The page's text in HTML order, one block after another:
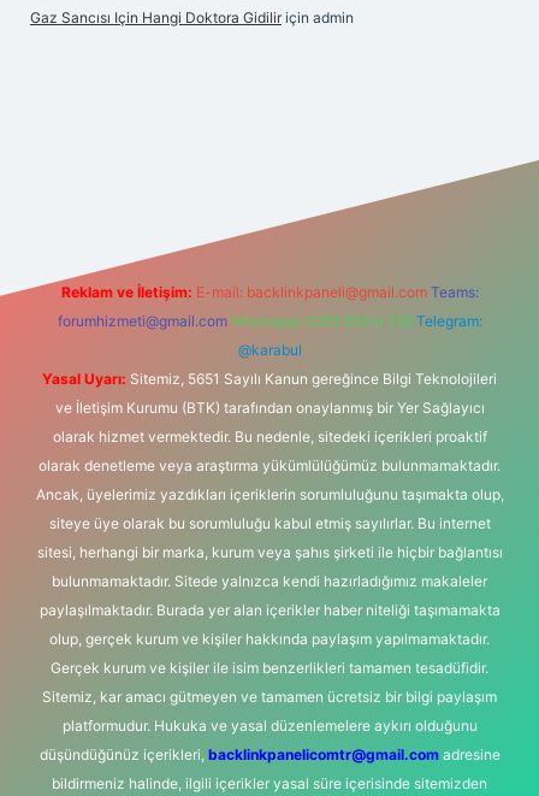
Gaz Sancısı Için Hangi Doktora Gidilir için admin
Reklam ve İletişim: E-mail: backlinkpaneli@gmail.com Teams:
forumhizmeti@gmail.com Whatsapp: 0262 606 0 726 Telegram:
@karabul
Yasal Uyarı: Sitemiz, 5651 Sayılı Kanun gereğince Bilgi Teknolojileri
ve İletişim Kurumu (BTK) tarafından onaylanmış bir Yer Sağlayıcı
olarak hizmet vermektedir. Bu nedenle, sitedeki içerikleri proaktif
olarak denetleme veya araştırma yükümlülüğümüz bulunmamaktadır.
Ancak, üyelerimiz yazdıkları içeriklerin sorumluluğunu taşımakta olup,
siteye üye olarak bu sorumluluğu kabul etmiş sayılırlar. Bu internet
sitesi, herhangi bir marka, kurum veya şahıs şirketi ile hiçbir bağlantısı
bulunmamaktadır. Sitede yalnızca kendi hazırladığımız makaleler
paylaşılmaktadır. Burada yer alan içerikler haber niteliği taşımamakta
olup, gerçek kurum ve kişiler hakkında paylaşım yapılmamaktadır.
Gerçek kurum ve kişiler ile isim benzerlikleri tamamen tesadüfidir.
Sitemiz, kar amacı gütmeyen ve tamamen ücretsiz bir bilgi paylaşım
platformudur. Hukuka ve yasal düzenlemelere aykırı olduğunu
düşündüğünüz içerikleri, backlinkpanelicomtr@gmail.comadresine
bildirmeniz halinde, ilgili içerikler yasal süre içerisinde sitemizden